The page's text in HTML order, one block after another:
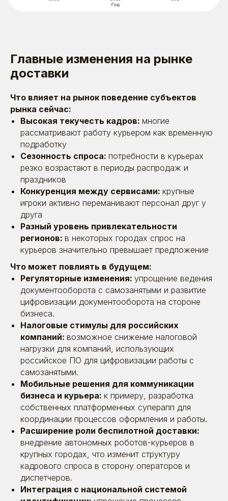
Главные изменения на рынке
доставки
Что влияет на рынок поведение субъектов
рынка сейчас:
Высокая текучесть кадров: многие
рассматривают работу курьером как временную
подработку
Сезонность спроса: потребности в курьерах
резко возрастают в периоды распродаж и
праздников
Конкуренция между сервисами: крупные
игроки активно переманивают персонал друг у
друга
Разный уровень привлекательности
регионов: в некоторых городах спрос на
курьеров значительно превышает предложение
Что может повлиять в будущем:
Регуляторные изменения: упрощение ведения
документооборота с самозанятыми и развитие
цифровизации документооборота на стороне
бизнеса.
Налоговые стимулы для российских
компаний: возможное снижение налоговой
нагрузки для компаний, использующих
российское ПО для цифровизации работы с
самозанятыми.
Мобильные решения для коммуникации
бизнеса и курьера: к примеру, разработка
собственных платформенных суперапп для
координации процессов оформления и работы.
Расширение роли беспилотной доставки:
внедрение автономных роботов-курьеров в
крупных городах, что изменит структуру
кадрового спроса в сторону операторов и
диспетчеров.
Интеграция с национальной системой